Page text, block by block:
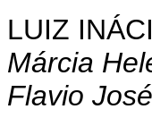
LUIZ
Márcia
Flavio